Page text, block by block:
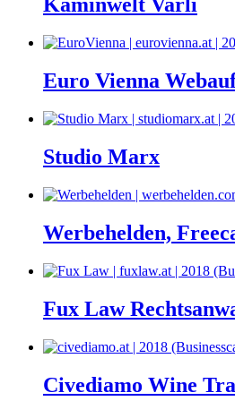
Kaminwelt Varli
Euro Vienna
Studio Marx
Werbehelden,
Fux Law
Civediamo Wine